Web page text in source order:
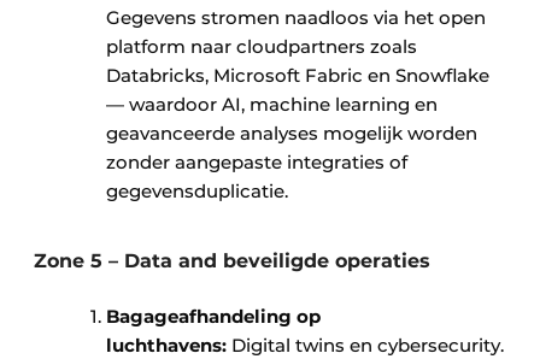
Gegevens stromen naadloos via het open
platform naar cloudpartners zoals
Databricks, Microsoft Fabric en Snowflake
— waardoor AI, machine learning en
geavanceerde analyses mogelijk worden
zonder aangepaste integraties of
gegevensduplicatie.
Zone 5 – Data and beveiligde operaties
Bagageafhandeling op
luchthavens: Digital twins en cybersecurity.